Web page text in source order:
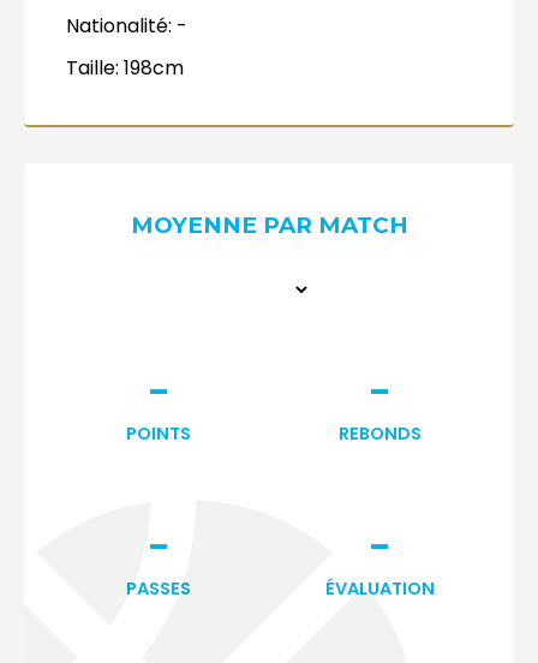
Nationalité: -
Taille: 198cm
MOYENNE PAR MATCH
-
POINTS
-
REBONDS
-
PASSES
-
ÉVALUATION